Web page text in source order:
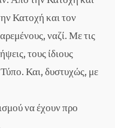
Κατοχή και τον
ναζί. Με τις
τους ίδιους
Και, δυστυχώς, με
να έχουν προ